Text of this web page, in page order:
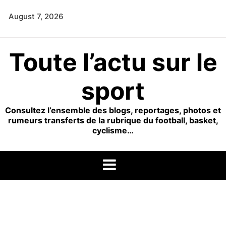
August 7, 2026
Toute l’actu sur le
sport
Consultez l’ensemble des blogs, reportages, photos et
rumeurs transferts de la rubrique du football, basket,
cyclisme…